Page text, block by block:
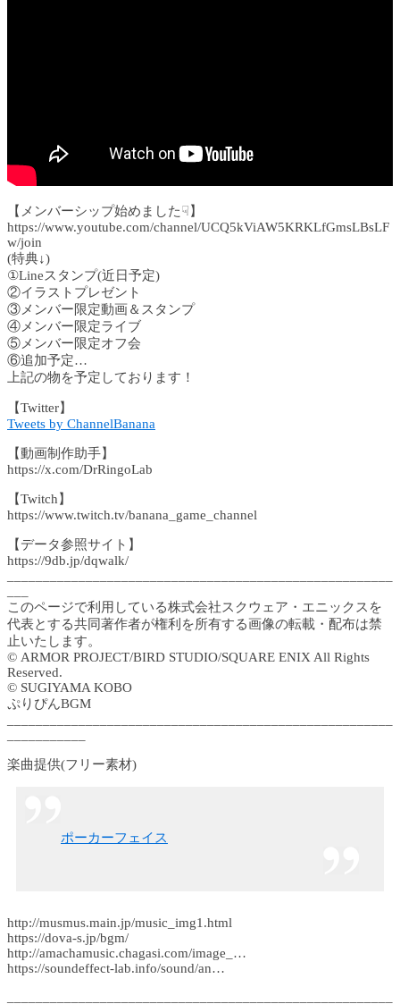
【メンバーシップ始めました☟】
https://www.youtube.com/channel/UCQ5kViAW5KRKLfGmsLBsLF
w/join
(特典↓)
①Lineスタンプ(近日予定)
②イラストプレゼント
③メンバー限定動画＆スタンプ
④メンバー限定ライブ
⑤メンバー限定オフ会
⑥追加予定…
上記の物を予定しております！
【Twitter】
Tweets by ChannelBanana
【動画制作助手】
https://x.com/DrRingoLab
【Twitch】
https://www.twitch.tv/banana_game_channel
【データ参照サイト】
https://9db.jp/dqwalk/
このページで利用している株式会社スクウェア・エニックスを
代表とする共同著作者が権利を所有する画像の転載・配布は禁
止いたします。
© ARMOR PROJECT/BIRD STUDIO/SQUARE ENIX All Rights
Reserved.
© SUGIYAMA KOBO
ぷりぴんBGM
楽曲提供(フリー素材)
ポーカーフェイス
http://musmus.main.jp/music_img1.html
https://dova-s.jp/bgm/
http://amachamusic.chagasi.com/image_…
https://soundeffect-lab.info/sound/an…